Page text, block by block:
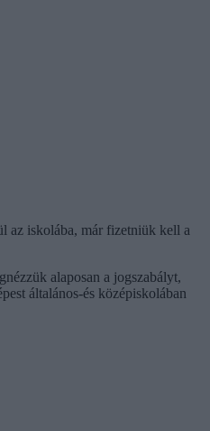
az iskolába, már fizetniük kell a
alaposan a jogszabályt,
általános-és középiskolában